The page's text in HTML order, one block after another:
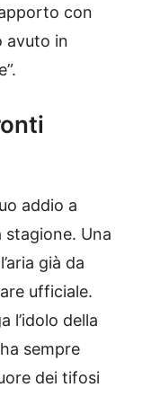
con
avuto in
addio a
stagione. Una
già da
ufficiale.
l’idolo della
sempre
dei tifosi